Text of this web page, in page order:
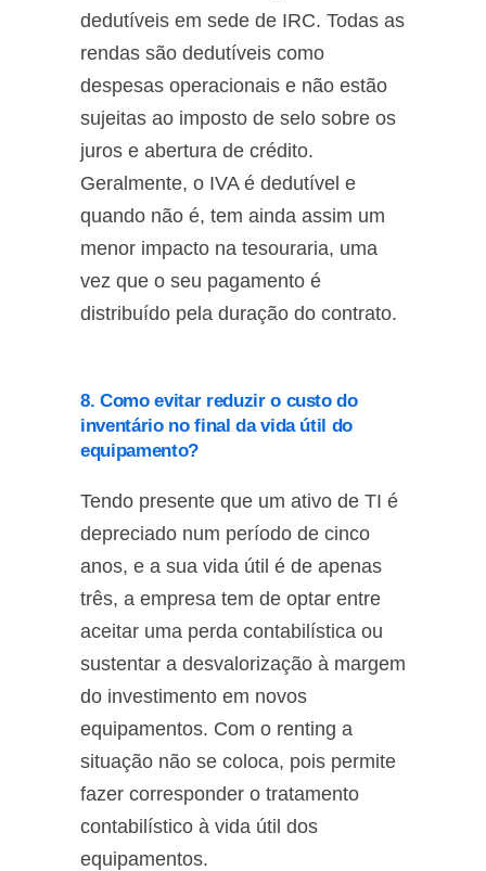
dedutíveis em sede de IRC. Todas as
rendas são dedutíveis como
despesas operacionais e não estão
sujeitas ao imposto de selo sobre os
juros e abertura de crédito.
Geralmente, o IVA é dedutível e
quando não é, tem ainda assim um
menor impacto na tesouraria, uma
vez que o seu pagamento é
distribuído pela duração do contrato.
8. Como evitar reduzir o custo do
inventário no final da vida útil do
equipamento?
Tendo presente que um ativo de TI é
depreciado num período de cinco
anos, e a sua vida útil é de apenas
três, a empresa tem de optar entre
aceitar uma perda contabilística ou
sustentar a desvalorização à margem
do investimento em novos
equipamentos. Com o renting a
situação não se coloca, pois permite
fazer corresponder o tratamento
contabilístico à vida útil dos
equipamentos.